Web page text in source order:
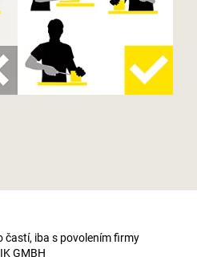
častí, iba s povolením firmy
GMBH